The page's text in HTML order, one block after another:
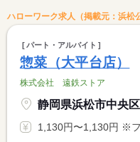
ハローワーク求人（掲載元：浜松
パート・アルバイト
惣菜（大平台店）
株式会社 遠鉄ストア
静岡県浜松市中央区
1,130円〜1,130円 ※フルタイム求人の場合